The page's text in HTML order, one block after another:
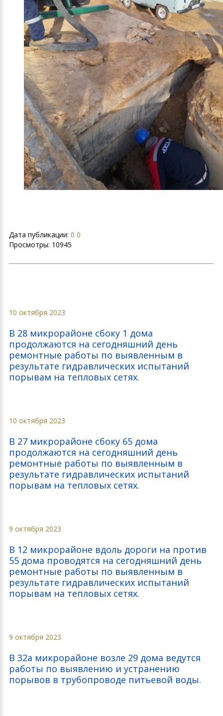
Дата публикации: 0 0
Просмотры: 10945
10 октября 2023
В 28 микрорайоне сбоку 1 дома
продолжаются на сегодняшний день
ремонтные работы по выявленным в
результате гидравлических испытаний
порывам на тепловых сетях.
10 октября 2023
В 27 микрорайоне сбоку 65 дома
продолжаются на сегодняшний день
ремонтные работы по выявленным в
результате гидравлических испытаний
порывам на тепловых сетях.
9 октября 2023
В 12 микрорайоне вдоль дороги на против
55 дома проводятся на сегодняшний день
ремонтные работы по выявленным в
результате гидравлических испытаний
порывам на тепловых сетях.
9 октября 2023
В 32а микрорайоне возле 29 дома ведутся
работы по выявлению и устранению
порывов в трубопроводе питьевой воды.